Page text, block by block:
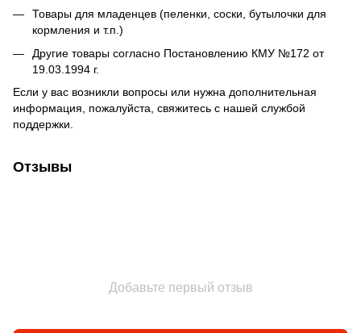
Товары для младенцев (пеленки, соски, бутылочки для
кормления и т.п.)
Другие товары согласно Постановлению КМУ №172 от
19.03.1994 г.
Если у вас возникли вопросы или нужна дополнительная
информация, пожалуйста, свяжитесь с нашей службой
поддержки.
Отзывы
Добавьте первый отзыв